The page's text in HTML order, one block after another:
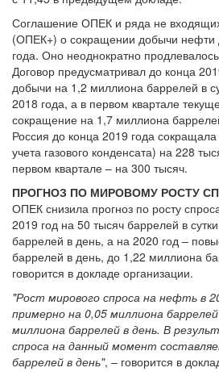
Соглашение ОПЕК и ряда не
(ОПЕК+) о сокращении добычи нефти
года. Оно неоднократно
Договор предусматривал до конца
добычи на 1,2 миллиона баррелей в
2018 года, а в первом квартале
сокращение на 1,7 миллиона
Россия до конца 2019 года
учета газового конденсата) на 228
первом квартале – на 300 тысяч.
ПРОГНОЗ ПО МИРОВОМУ РОСТУ
ОПЕК снизила прогноз по росту
2019 год на 50 тысяч баррелей в
баррелей в день, а на 2020 год –
баррелей в день, до 1,22 миллиона
говорится в докладе организации.
"Рост мирового спроса на нефть в
примерно на 0,05 миллиона
миллиона баррелей в день. В
спроса на данный момент
баррелей в день", – говорится в